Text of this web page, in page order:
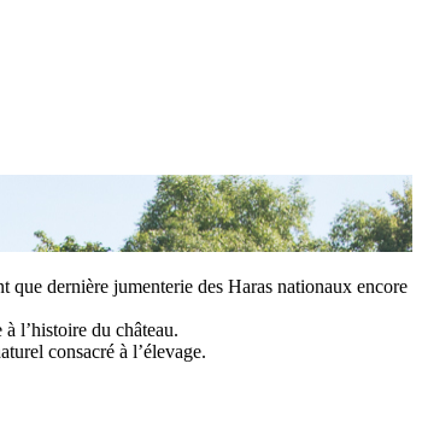
que dernière jumenterie des Haras nationaux encore
l’histoire du château.
consacré à l’élevage.